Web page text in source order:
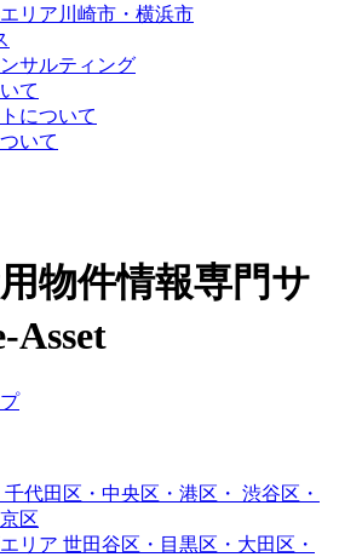
リア 川崎市・横浜市
サルティング
て
について
いて
物件情報専門サ
Asset
千代田区・中央区・港区・ 渋谷区・
区
リア 世田谷区・目黒区・大田区・